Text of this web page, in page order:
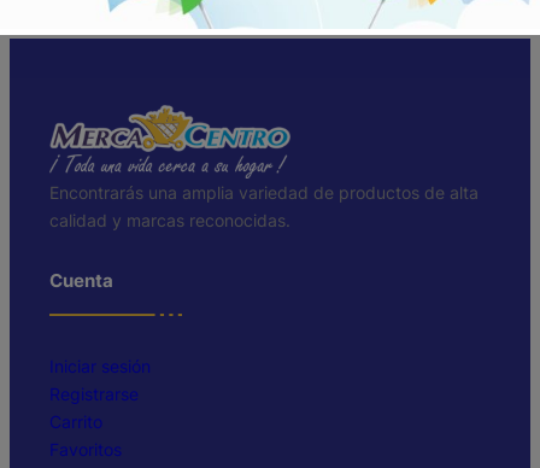
Encontrarás una amplia variedad de productos de alta
calidad y marcas reconocidas.
Cuenta
Iniciar sesión
Registrarse
Carrito
Favoritos